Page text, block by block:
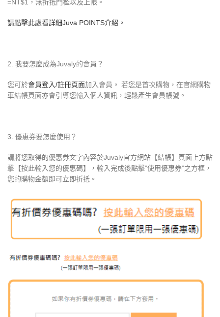
=NT$1，無折抵門檻以及上限。
請點擊此處看詳細Juva POINTS介紹。
2. 我要怎麼成為Juvaly的會員？
您可於會員登入/註冊頁面加入會員。 若您是首次購物，在官網購物
車結帳頁面亦會引導您輸入個人資訊，輕鬆產生會員帳號。
3. 優惠券要怎麼使用？
請將您取得的優惠券文字內容於Juvaly官方網站【結帳】頁面上方點
擊【按此輸入您的優惠碼】，輸入完成後點擊”使用優惠券”之方框，
您的購物金額即可立即折抵。